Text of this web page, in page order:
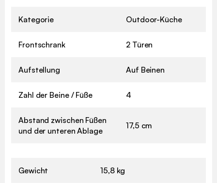
Kategorie Outdoor-Küche
Frontschrank 2 Türen
Aufstellung Auf Beinen
Zahl der Beine / Füße 4
Abstand zwischen Füßen
und der unteren Ablage
17,5 cm
Gewicht 15,8 kg